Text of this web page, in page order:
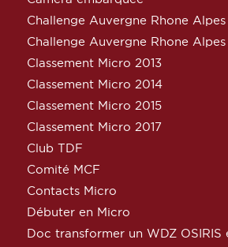
Challenge Auvergne Rhone
Challenge Auvergne Rhone
Classement Micro 2013
Classement Micro 2014
Classement Micro 2015
Classement Micro 2017
Club TDF
Comité MCF
Contacts Micro
Débuter en Micro
Doc transformer un WDZ OSIRIS